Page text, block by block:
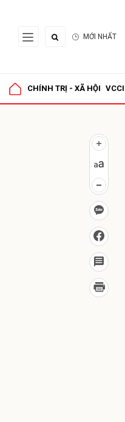
MỚI NHẤT
CHÍNH TRỊ - XÃ HỘI VCCI